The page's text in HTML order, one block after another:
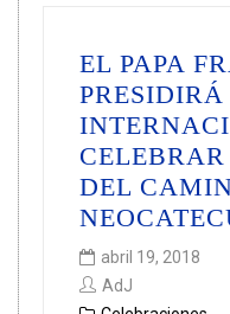
EL PAPA
DEL
abril 19, 2018
AdJ